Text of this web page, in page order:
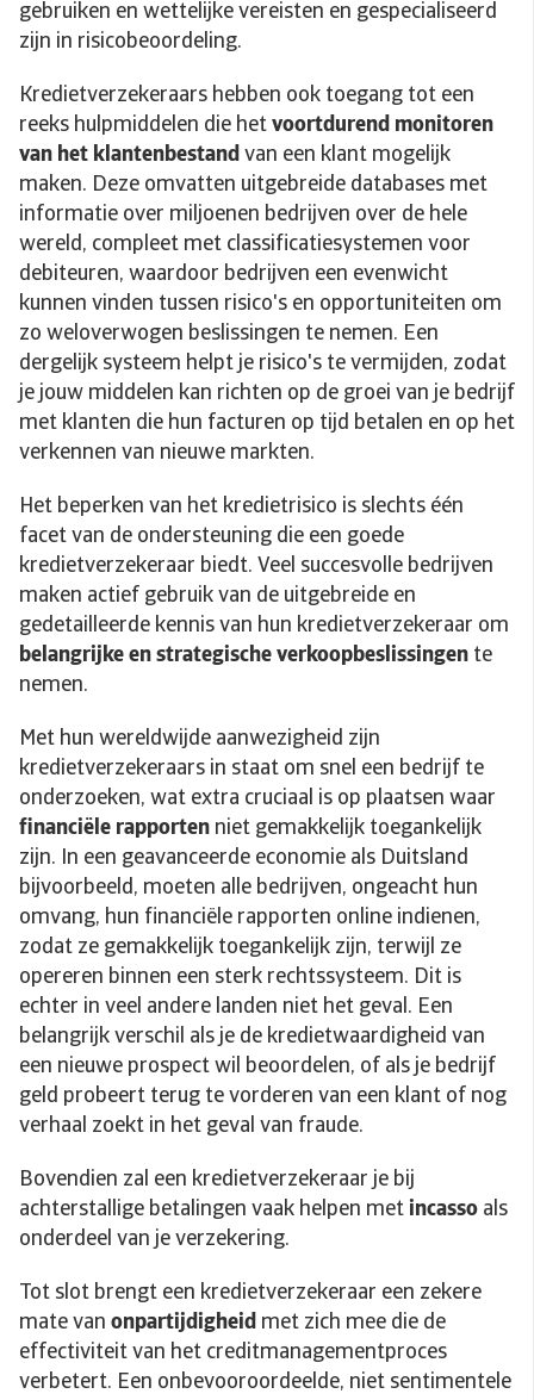
gebruiken en wettelijke vereisten en gespecialiseerd
zijn in risicobeoordeling.
Kredietverzekeraars hebben ook toegang tot een
reeks hulpmiddelen die het voortdurend monitoren
van het klantenbestand van een klant mogelijk
maken. Deze omvatten uitgebreide databases met
informatie over miljoenen bedrijven over de hele
wereld, compleet met classificatiesystemen voor
debiteuren, waardoor bedrijven een evenwicht
kunnen vinden tussen risico's en opportuniteiten om
zo weloverwogen beslissingen te nemen. Een
dergelijk systeem helpt je risico's te vermijden, zodat
je jouw middelen kan richten op de groei van je bedrijf
met klanten die hun facturen op tijd betalen en op het
verkennen van nieuwe markten.
Het beperken van het kredietrisico is slechts één
facet van de ondersteuning die een goede
kredietverzekeraar biedt. Veel succesvolle bedrijven
maken actief gebruik van de uitgebreide en
gedetailleerde kennis van hun kredietverzekeraar om
belangrijke en strategische verkoopbeslissingen te
nemen.
Met hun wereldwijde aanwezigheid zijn
kredietverzekeraars in staat om snel een bedrijf te
onderzoeken, wat extra cruciaal is op plaatsen waar
financiële rapporten niet gemakkelijk toegankelijk
zijn. In een geavanceerde economie als Duitsland
bijvoorbeeld, moeten alle bedrijven, ongeacht hun
omvang, hun financiële rapporten online indienen,
zodat ze gemakkelijk toegankelijk zijn, terwijl ze
opereren binnen een sterk rechtssysteem. Dit is
echter in veel andere landen niet het geval. Een
belangrijk verschil als je de kredietwaardigheid van
een nieuwe prospect wil beoordelen, of als je bedrijf
geld probeert terug te vorderen van een klant of nog
verhaal zoekt in het geval van fraude.
Bovendien zal een kredietverzekeraar je bij
achterstallige betalingen vaak helpen met incasso als
onderdeel van je verzekering.
Tot slot brengt een kredietverzekeraar een zekere
mate van onpartijdigheid met zich mee die de
effectiviteit van het creditmanagementproces
verbetert. Een onbevooroordeelde, niet sentimentele